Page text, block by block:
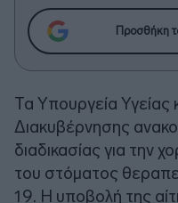
Προσθήκη
Τα Υπουργεία Υγείας
Διακυβέρνησης
διαδικασίας για την
του στόματος
19. Η υποβολή της